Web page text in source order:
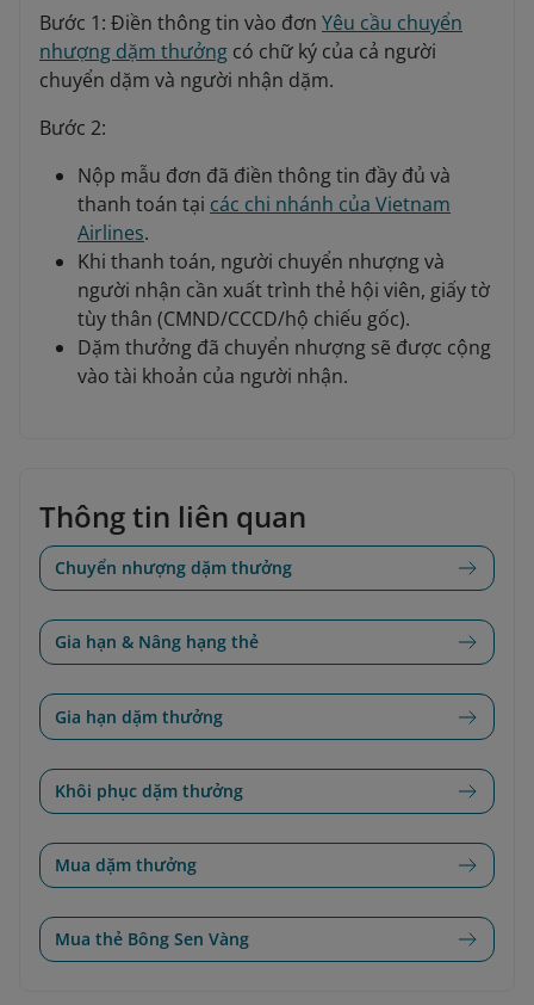
Bước 1: Điền thông tin vào đơn Yêu cầu chuyển
nhượng dặm thưởng có chữ ký của cả người
chuyển dặm và người nhận dặm.
Bước 2:
Nộp mẫu đơn đã điền thông tin đầy đủ và
thanh toán tại các chi nhánh của Vietnam
Airlines.
Khi thanh toán, người chuyển nhượng và
người nhận cần xuất trình thẻ hội viên, giấy tờ
tùy thân (CMND/CCCD/hộ chiếu gốc).
Dặm thưởng đã chuyển nhượng sẽ được cộng
vào tài khoản của người nhận.
Thông tin liên quan
Chuyển nhượng dặm thưởng
Gia hạn & Nâng hạng thẻ
Gia hạn dặm thưởng
Khôi phục dặm thưởng
Mua dặm thưởng
Mua thẻ Bông Sen Vàng